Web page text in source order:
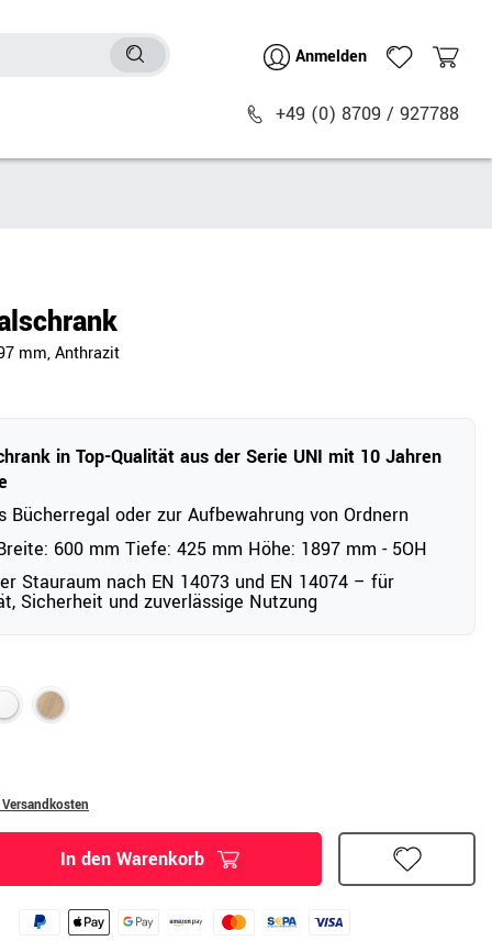
Anmelden
+49 (0) 8709 / 927788
mm, Anthrazit
in Top-Qualität aus der Serie UNI mit 10 Jahren
Bücherregal oder zur Aufbewahrung von Ordnern
600 mm Tiefe: 425 mm Höhe: 1897 mm - 5OH
Stauraum nach EN 14073 und EN 14074 – für
Sicherheit und zuverlässige Nutzung
In den Warenkorb